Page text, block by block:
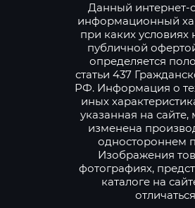
Данный интернет-
информационный
при каких условиях
публичной
определяется
статьи 437
РФ. Информация о
иных
указанная на
изменена
одностороннем
Изображения
фотографиях,
каталоге на